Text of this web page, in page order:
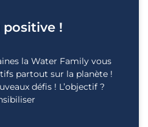
positive !
la Water Family vous
partout sur la planète !
défis ! L’objectif ?